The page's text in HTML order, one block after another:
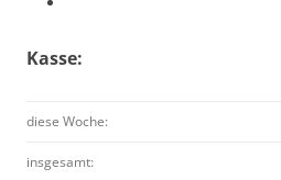
Kasse:
diese Woche:
insgesamt: